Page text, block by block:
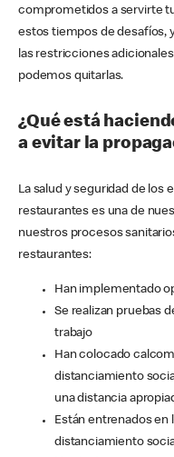
comprometidos a servirte
estos tiempos de desafíos,
las restricciones
podemos quitarlas.
¿Qué está
a evitar la
La salud y seguridad de los
restaurantes es una de
nuestros procesos
restaurantes:
Han implementado
Se realizan pruebas
trabajo
Han colocado
distanciamiento
una distancia
Están entrenados en
distanciamiento